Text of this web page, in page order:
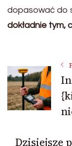
dopasować do
dokładnie tym,
wpisu
Dzisiejsze